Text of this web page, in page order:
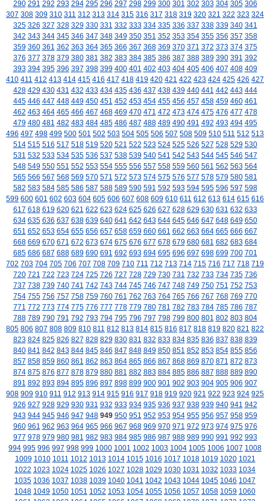
290 291 292 293 294 295 296 297 298 299 300 301 302 303 304 305 306
307 308 309 310 311 312 313 314 315 316 317 318 319 320 321 322 323 324
325 326 327 328 329 330 331 332 333 334 335 336 337 338 339 340 341
342 343 344 345 346 347 348 349 350 351 352 353 354 355 356 357 358
359 360 361 362 363 364 365 366 367 368 369 370 371 372 373 374 375
376 377 378 379 380 381 382 383 384 385 386 387 388 389 390 391 392
393 394 395 396 397 398 399 400 401 402 403 404 405 406 407 408 409
410 411 412 413 414 415 416 417 418 419 420 421 422 423 424 425 426 427
428 429 430 431 432 433 434 435 436 437 438 439 440 441 442 443 444
445 446 447 448 449 450 451 452 453 454 455 456 457 458 459 460 461
462 463 464 465 466 467 468 469 470 471 472 473 474 475 476 477 478
479 480 481 482 483 484 485 486 487 488 489 490 491 492 493 494 495
496 497 498 499 500 501 502 503 504 505 506 507 508 509 510 511 512 513
514 515 516 517 518 519 520 521 522 523 524 525 526 527 528 529 530
531 532 533 534 535 536 537 538 539 540 541 542 543 544 545 546 547
548 549 550 551 552 553 554 555 556 557 558 559 560 561 562 563 564
565 566 567 568 569 570 571 572 573 574 575 576 577 578 579 580 581
582 583 584 585 586 587 588 589 590 591 592 593 594 595 596 597 598
599 600 601 602 603 604 605 606 607 608 609 610 611 612 613 614 615 616
617 618 619 620 621 622 623 624 625 626 627 628 629 630 631 632 633
634 635 636 637 638 639 640 641 642 643 644 645 646 647 648 649 650
651 652 653 654 655 656 657 658 659 660 661 662 663 664 665 666 667
668 669 670 671 672 673 674 675 676 677 678 679 680 681 682 683 684
685 686 687 688 689 690 691 692 693 694 695 696 697 698 699 700 701
702 703 704 705 706 707 708 709 710 711 712 713 714 715 716 717 718 719
720 721 722 723 724 725 726 727 728 729 730 731 732 733 734 735 736
737 738 739 740 741 742 743 744 745 746 747 748 749 750 751 752 753
754 755 756 757 758 759 760 761 762 763 764 765 766 767 768 769 770
771 772 773 774 775 776 777 778 779 780 781 782 783 784 785 786 787
788 789 790 791 792 793 794 795 796 797 798 799 800 801 802 803 804
805 806 807 808 809 810 811 812 813 814 815 816 817 818 819 820 821 822
823 824 825 826 827 828 829 830 831 832 833 834 835 836 837 838 839
840 841 842 843 844 845 846 847 848 849 850 851 852 853 854 855 856
857 858 859 860 861 862 863 864 865 866 867 868 869 870 871 872 873
874 875 876 877 878 879 880 881 882 883 884 885 886 887 888 889 890
891 892 893 894 895 896 897 898 899 900 901 902 903 904 905 906 907
908 909 910 911 912 913 914 915 916 917 918 919 920 921 922 923 924 925
926 927 928 929 930 931 932 933 934 935 936 937 938 939 940 941 942
943 944 945 946 947 948 949 950 951 952 953 954 955 956 957 958 959
960 961 962 963 964 965 966 967 968 969 970 971 972 973 974 975 976
977 978 979 980 981 982 983 984 985 986 987 988 989 990 991 992 993
994 995 996 997 998 999 1000 1001 1002 1003 1004 1005 1006 1007 1008
1009 1010 1011 1012 1013 1014 1015 1016 1017 1018 1019 1020 1021
1022 1023 1024 1025 1026 1027 1028 1029 1030 1031 1032 1033 1034
1035 1036 1037 1038 1039 1040 1041 1042 1043 1044 1045 1046 1047
1048 1049 1050 1051 1052 1053 1054 1055 1056 1057 1058 1059 1060